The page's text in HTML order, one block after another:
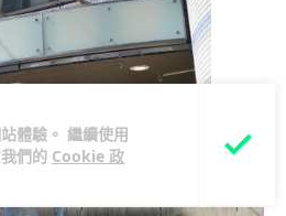
體驗。 繼續使用
們的 Cookie 政